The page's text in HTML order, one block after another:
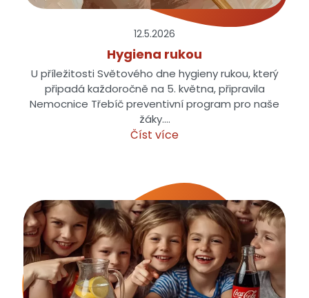
12.5.2026
Hygiena rukou
U příležitosti Světového dne hygieny rukou, který
připadá každoročně na 5. května, připravila
Nemocnice Třebíč preventivní program pro naše
žáky.…
Číst více